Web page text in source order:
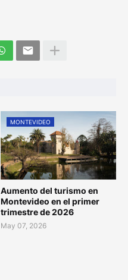
MONTEVIDEO
Aumento del turismo en
Montevideo en el primer
trimestre de 2026
May 07, 2026